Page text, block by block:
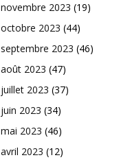
novembre 2023 (19)
octobre 2023 (44)
septembre 2023 (46)
août 2023 (47)
juillet 2023 (37)
juin 2023 (34)
mai 2023 (46)
avril 2023 (12)